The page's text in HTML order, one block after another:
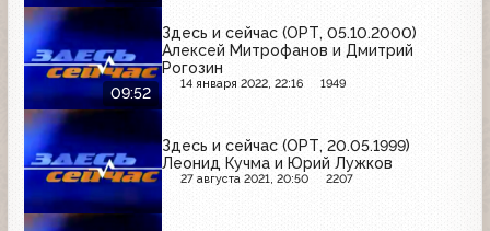
09:52
Здесь и сейчас (ОРТ, 05.10.2000)
Алексей Митрофанов и Дмитрий
Рогозин
14 января 2022, 22:16 1949
Здесь и сейчас (ОРТ, 20.05.1999)
Леонид Кучма и Юрий Лужков
27 августа 2021, 20:50 2207